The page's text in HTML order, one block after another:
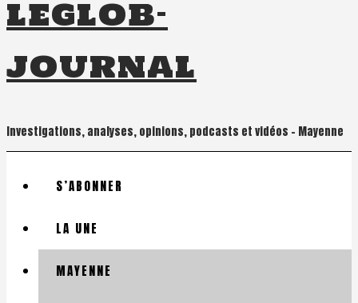
leglob-
journal
Investigations, analyses, opinions, podcasts et vidéos – Mayenne
S’ABONNER
LA UNE
MAYENNE